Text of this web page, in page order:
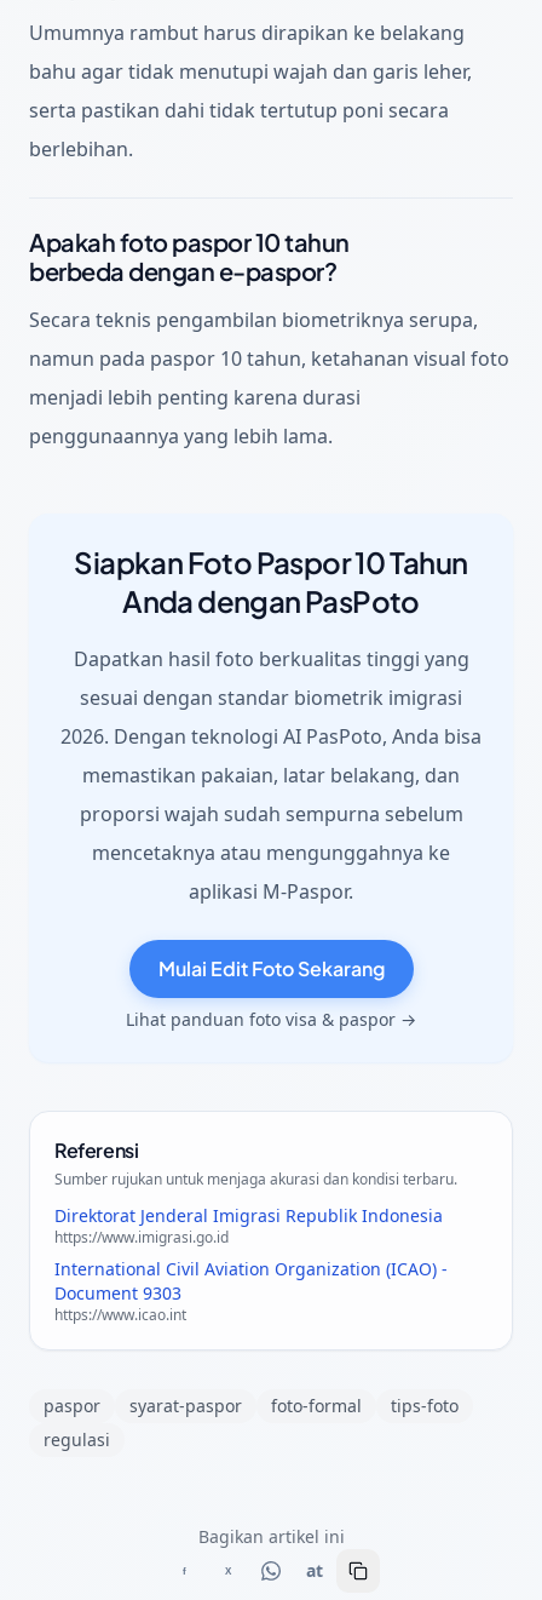
Umumnya rambut harus dirapikan ke belakang
bahu agar tidak menutupi wajah dan garis leher,
serta pastikan dahi tidak tertutup poni secara
berlebihan.
Apakah foto paspor 10 tahun
berbeda dengan e-paspor?
Secara teknis pengambilan biometriknya serupa,
namun pada paspor 10 tahun, ketahanan visual foto
menjadi lebih penting karena durasi
penggunaannya yang lebih lama.
Siapkan Foto Paspor 10 Tahun
Anda dengan PasPoto
Dapatkan hasil foto berkualitas tinggi yang
sesuai dengan standar biometrik imigrasi
2026. Dengan teknologi AI PasPoto, Anda bisa
memastikan pakaian, latar belakang, dan
proporsi wajah sudah sempurna sebelum
mencetaknya atau mengunggahnya ke
aplikasi M-Paspor.
Mulai Edit Foto Sekarang
Lihat panduan foto visa & paspor →
Referensi
Sumber rujukan untuk menjaga akurasi dan kondisi terbaru.
Direktorat Jenderal Imigrasi Republik Indonesia
https://www.imigrasi.go.id
International Civil Aviation Organization (ICAO) -
Document 9303
https://www.icao.int
paspor syarat-paspor foto-formal
tips-foto
regulasi
Bagikan artikel ini
f X at